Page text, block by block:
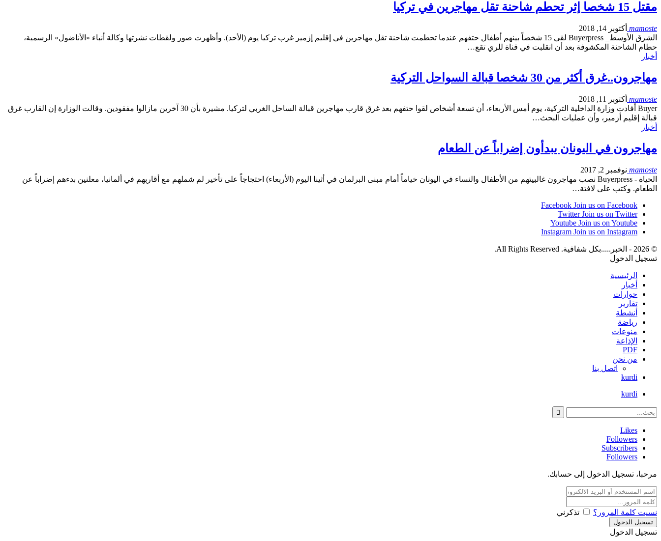
مقتل 15 شخصا إثر تحطم شاحنة تقل مهاجرين في تركيا
mamoste أكتوبر 14, 2018
الشرق الأوسط_ Buyerpress لقي 15 شخصاً بينهم أطفال حتفهم عندما تحطمت شاحنة تقل مهاجرين في إقليم إزمير غرب تركيا يوم (الأحد). وأظهرت صور ولقطات نشرتها وكالة أنباء «الأناضول» الرسمية،
حطام الشاحنة المكشوفة بعد أن انقلبت في قناة للري تقع…
أخبار
مهاجرون..غرق أكثر من 30 شخصا قبالة السواحل التركية
mamoste أكتوبر 11, 2018
Buyer أفادت وزارة الداخلية التركية، يوم أمس الأربعاء، أن تسعة أشخاص لقوا حتفهم بعد غرق قارب مهاجرين قبالة الساحل الغربي لتركيا. مشيرة بأن 30 آخرين مازالوا مفقودين. وقالت الوزارة إن القارب غرق
قبالة إقليم أزمير، وأن عمليات البحث…
أخبار
مهاجرون في اليونان يبدأون إضراباً عن الطعام
mamoste نوفمبر 2, 2017
الحياة - Buyerpress نصب مهاجرون غالبيتهم من الأطفال والنساء في اليونان خياماً أمام مبنى البرلمان في أثينا اليوم (الأربعاء) احتجاجاً على تأخير لم شملهم مع أقاربهم في ألمانيا، معلنين بدءهم إضراباً عن
الطعام. وكتب على لافتة…
Facebook Join us on Facebook
Twitter Join us on Twitter
Youtube Join us on Youtube
Instagram Join us on Instagram
© 2026 - الخبر.....بكل شفافية. All Rights Reserved.
تسجيل الدخول
الرئيسية
أخبار
حوارات
تقارير
أنشطة
رياضة
منوعات
الإذاعة
PDF
من نحن
اتصل بنا
kurdi
kurdi
Likes
Followers
Subscribers
Followers
مرحبا، تسجيل الدخول إلى حسابك.
نسيت كلمة المرور؟ تذكرني
تسجيل الدخول